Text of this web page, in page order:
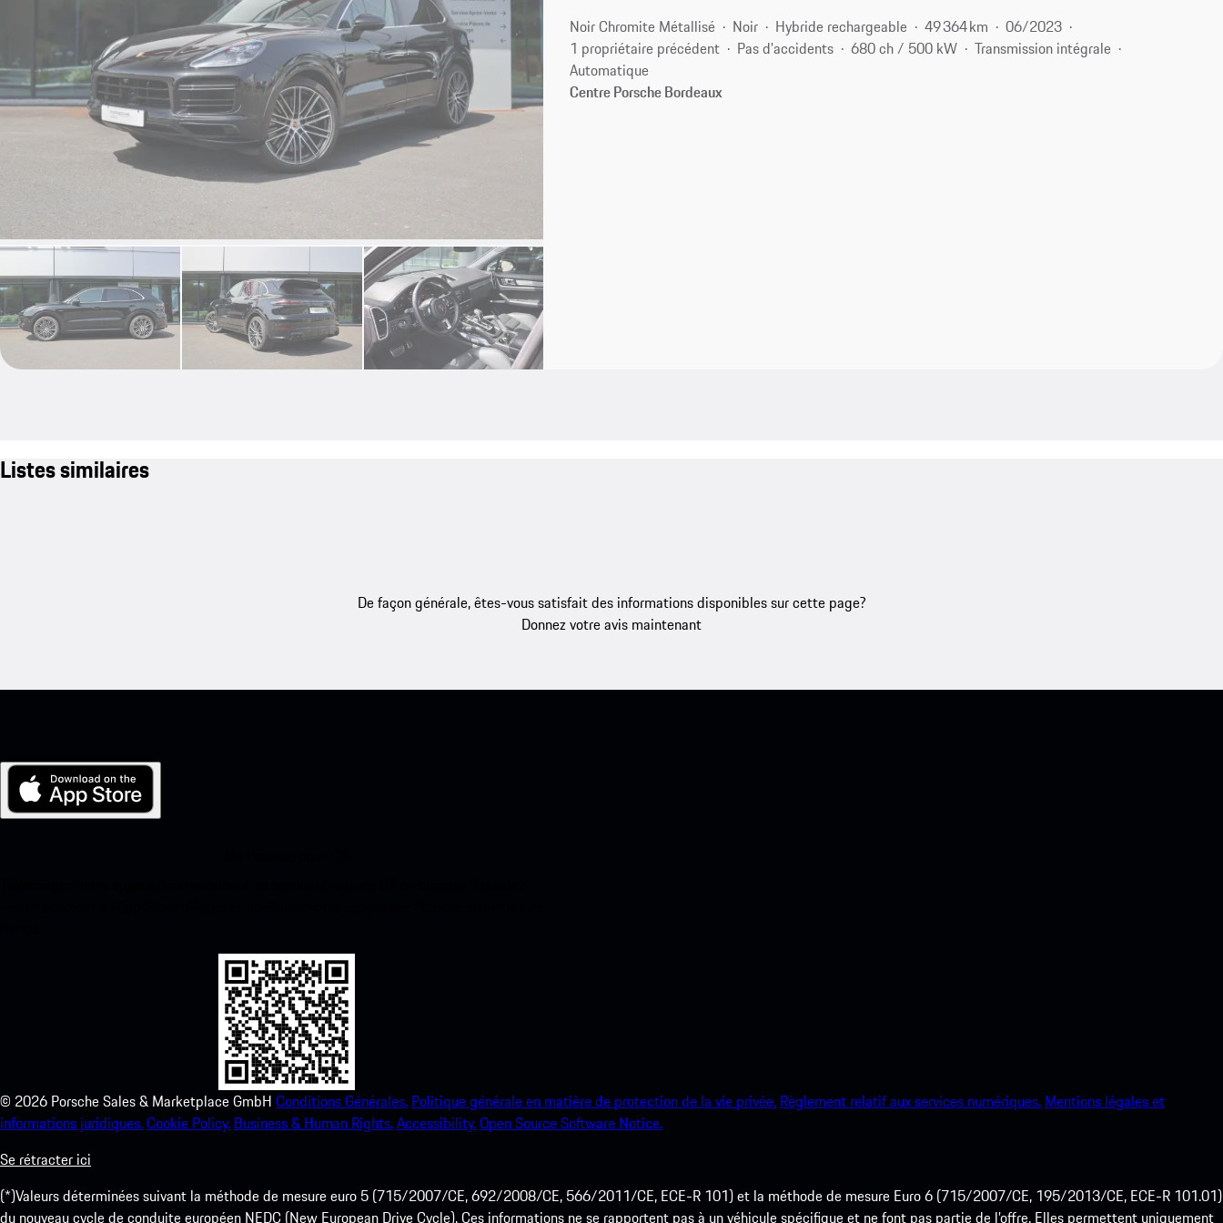
Noir Chromite Métallisé Noir Hybride rechargeable 49 364 km
06/2023
1 propriétaire précédent
Pas d'accidents 680 ch / 500 kW
Transmission intégrale
Automatique
Centre Porsche Bordeaux
Listes similaires
De façon générale, êtes-vous satisfait des informations disponibles sur cette page?
Donnez votre avis maintenant
© 2026 Porsche Sales & Marketplace GmbH Conditions Générales. Politique générale en matière de protection de la vie privée. Règlement relatif aux services numériques. Mentions légales et
informations juridiques.Cookie Policy. Business & Human Rights.Accessibility.Open Source Software Notice.
Se rétracter ici
(*)Valeurs déterminées suivant la méthode de mesure euro 5 (715/2007/CE, 692/2008/CE, 566/2011/CE, ECE-R 101) et la méthode de mesure Euro 6 (715/2007/CE, 195/2013/CE, ECE-R 101.01)
du nouveau cycle de conduite européen NEDC (New European Drive Cycle). Ces informations ne se rapportent pas à un véhicule spécifique et ne font pas partie de l’offre. Elles permettent uniquement